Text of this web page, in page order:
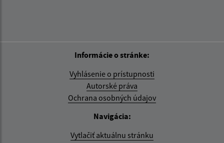
Informácie o stránke:
Vyhlásenie o prístupnosti
Autorské práva
Ochrana osobných údajov
Navigácia:
Vytlačiť aktuálnu stránku